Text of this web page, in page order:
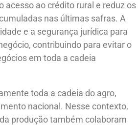
acesso ao crédito rural e reduz os
nas últimas safras. A
e a segurança jurídica para
contribuindo para evitar o
em toda a cadeia
toda a cadeia do agro,
nacional. Nesse contexto,
produção também colaboram